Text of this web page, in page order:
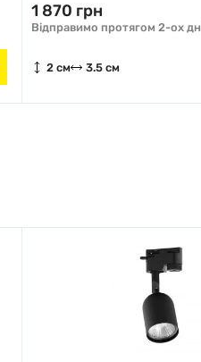
1 870 грн
Відправимо протягом 2-ох
2 см 3.5 см